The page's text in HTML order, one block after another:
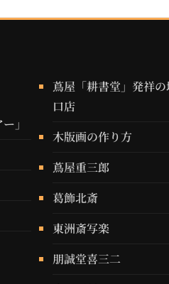
」
蔦屋「耕書堂」発祥
口店
木版画の作り方
蔦屋重三郎
葛飾北斎
東洲斎写楽
朋誠堂喜三二